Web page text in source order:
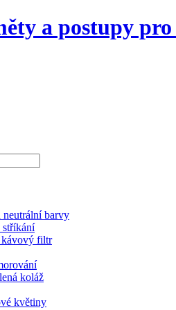
a postupy
neutrální barvy
stříkání
kávový filtr
koláž
květiny